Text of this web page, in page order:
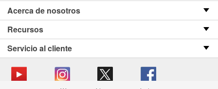
Acerca de nosotros
Recursos
Servicio al cliente